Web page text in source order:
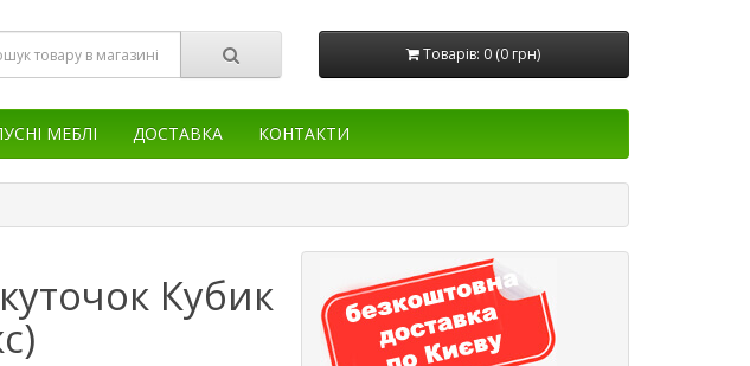
Товарів: 0 (0 грн)
МЕБЛІ ДОСТАВКА КОНТАКТИ
Кубик